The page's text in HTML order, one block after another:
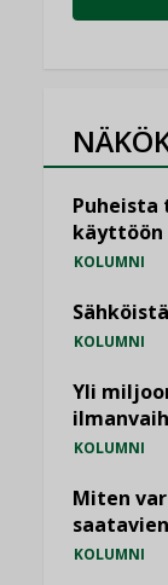
Puheista
käyttöön
KOLUMNI
KOLUMNI
Yli
KOLUMNI
Miten
KOLUMNI